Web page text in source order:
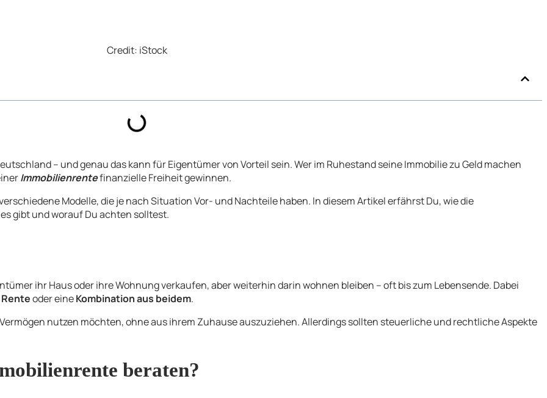
Credit: iStock
– und genau das kann für Eigentümer von Vorteil sein. Wer im Ruhestand seine Immobilie zu Geld machen
Immobilienrentefinanzielle Freiheit gewinnen.
Modelle, die je nach Situation Vor- und Nachteile haben. In diesem Artikel erfährst Du, wie die
gibt und worauf Du achten solltest.
ihr Haus oder ihre Wohnung verkaufen, aber weiterhin darin wohnen bleiben – oft bis zum Lebensende. Dabei
oder eineKombination aus beidem.
nutzen möchten, ohne aus ihrem Zuhause auszuziehen. Allerdings sollten steuerliche und rechtliche Aspekte
beraten?